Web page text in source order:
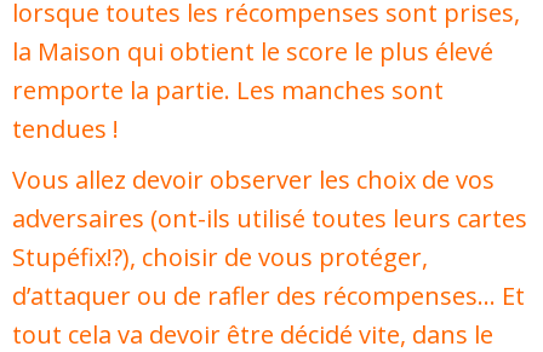
lorsque toutes les récompenses sont prises,
la Maison qui obtient le score le plus élevé
remporte la partie. Les manches sont
tendues !
Vous allez devoir observer les choix de vos
adversaires (ont-ils utilisé toutes leurs cartes
Stupéfix!?), choisir de vous protéger,
d’attaquer ou de rafler des récompenses… Et
tout cela va devoir être décidé vite, dans le